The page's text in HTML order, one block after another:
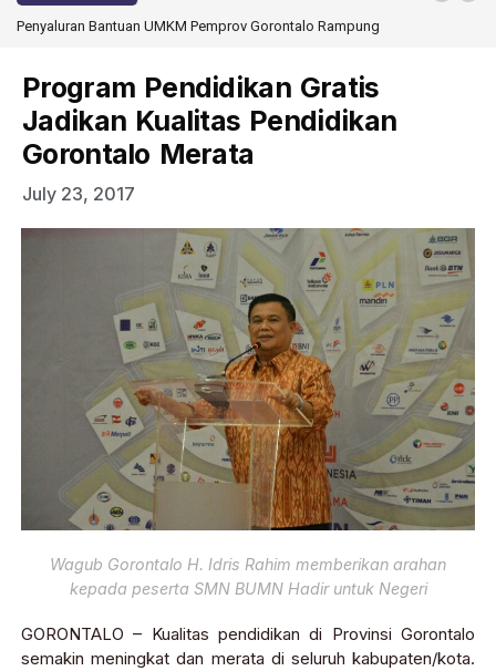
RampungGorontalo Ikut Dukung Program SMA Unggul Garuda
Program Pendidikan Gratis
Jadikan Kualitas Pendidikan
Gorontalo Merata
July 23, 2017
Wagub Gorontalo H. Idris Rahim memberikan arahan
kepada peserta SMN BUMN Hadir untuk Negeri
GORONTALO – Kualitas pendidikan di Provinsi Gorontalo
semakin meningkat dan merata di seluruh kabupaten/kota.